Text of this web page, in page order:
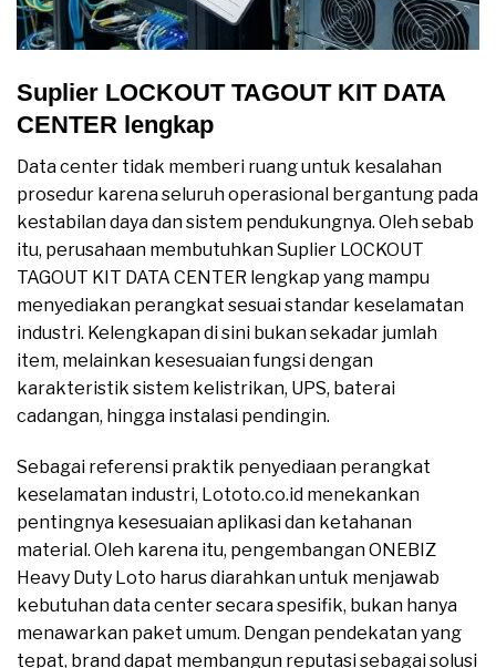
Suplier LOCKOUT TAGOUT KIT DATA
CENTER lengkap
Data center tidak memberi ruang untuk kesalahan
prosedur karena seluruh operasional bergantung pada
kestabilan daya dan sistem pendukungnya. Oleh sebab
itu, perusahaan membutuhkan Suplier LOCKOUT
TAGOUT KIT DATA CENTER lengkap yang mampu
menyediakan perangkat sesuai standar keselamatan
industri. Kelengkapan di sini bukan sekadar jumlah
item, melainkan kesesuaian fungsi dengan
karakteristik sistem kelistrikan, UPS, baterai
cadangan, hingga instalasi pendingin.
Sebagai referensi praktik penyediaan perangkat
keselamatan industri, Lototo.co.id menekankan
pentingnya kesesuaian aplikasi dan ketahanan
material. Oleh karena itu, pengembangan ONEBIZ
Heavy Duty Loto harus diarahkan untuk menjawab
kebutuhan data center secara spesifik, bukan hanya
menawarkan paket umum. Dengan pendekatan yang
tepat, brand dapat membangun reputasi sebagai solusi